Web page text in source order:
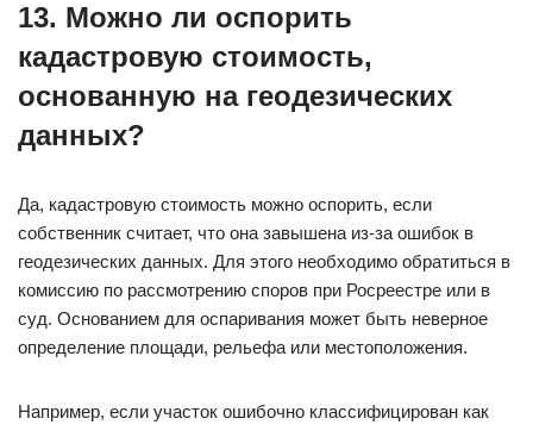
13. Можно ли оспорить
кадастровую стоимость,
основанную на геодезических
данных?
Да, кадастровую стоимость можно оспорить, если
собственник считает, что она завышена из-за ошибок в
геодезических данных. Для этого необходимо обратиться в
комиссию по рассмотрению споров при Росреестре или в
суд. Основанием для оспаривания может быть неверное
определение площади, рельефа или местоположения.
Например, если участок ошибочно классифицирован как